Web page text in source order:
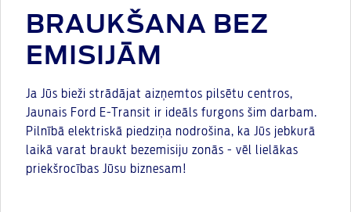
BRAUKŠANA BEZ
EMISIJĀM
Ja Jūs bieži strādājat aizņemtos pilsētu centros,
Jaunais Ford E-Transit ir ideāls furgons šim darbam.
Pilnībā elektriskā piedziņa nodrošina, ka Jūs jebkurā
laikā varat braukt bezemisiju zonās - vēl lielākas
priekšrocības Jūsu biznesam!